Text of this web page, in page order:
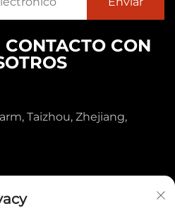
CONTACTO CON
Taizhou, Zhejiang,